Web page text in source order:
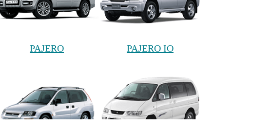
PAJERO PAJERO IO